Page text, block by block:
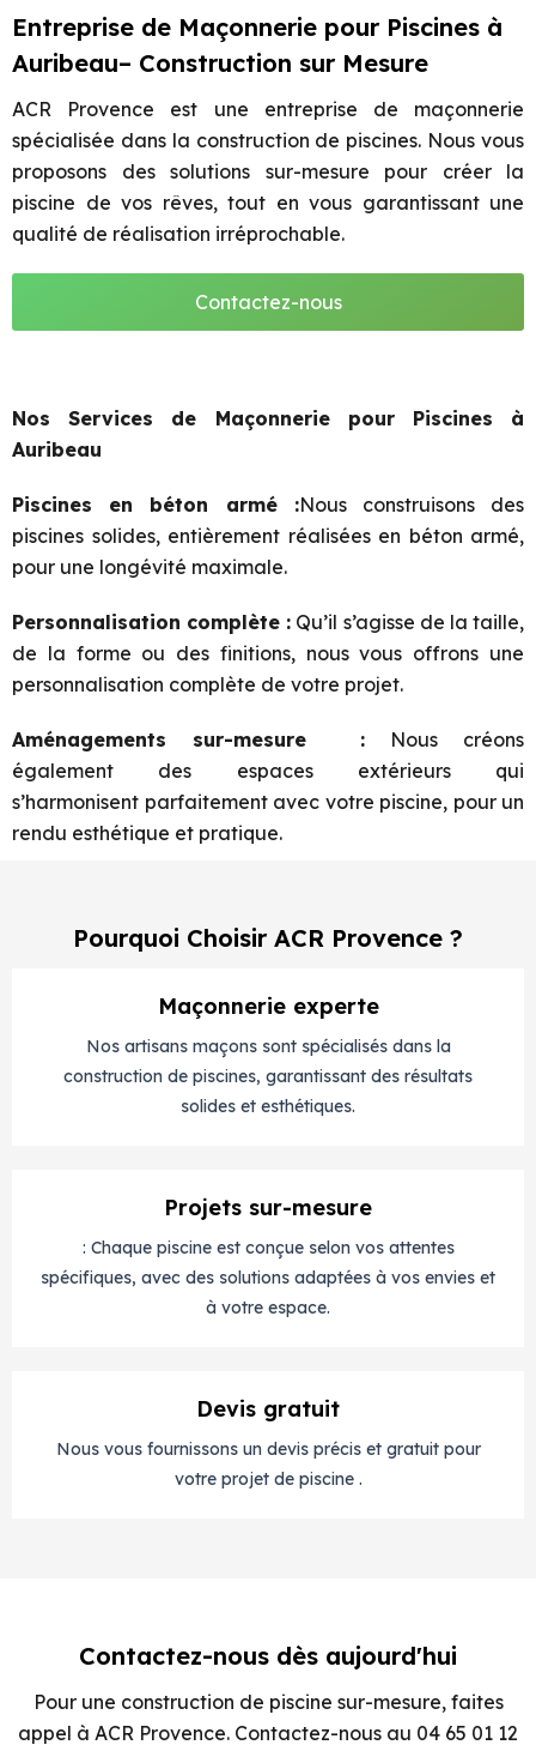
Entreprise de Maçonnerie pour Piscines à
Auribeau– Construction sur Mesure
ACR Provence est une entreprise de maçonnerie
spécialisée dans la construction de piscines. Nous vous
proposons des solutions sur-mesure pour créer la
piscine de vos rêves, tout en vous garantissant une
qualité de réalisation irréprochable.
Contactez-nous
Nos Services de Maçonnerie pour Piscines à
Auribeau
Piscines en béton armé :Nous construisons des
piscines solides, entièrement réalisées en béton armé,
pour une longévité maximale.
Personnalisation complète : Qu’il s’agisse de la taille,
de la forme ou des finitions, nous vous offrons une
personnalisation complète de votre projet.
Aménagements sur-mesure :
Nous créons
également des espaces extérieurs qui
s’harmonisent parfaitement avec votre piscine, pour un
rendu esthétique et pratique.
Pourquoi Choisir ACR Provence ?
Maçonnerie experte
Nos artisans maçons sont spécialisés dans la
construction de piscines, garantissant des résultats
solides et esthétiques.
Projets sur-mesure
: Chaque piscine est conçue selon vos attentes
spécifiques, avec des solutions adaptées à vos envies et
à votre espace.
Devis gratuit
Nous vous fournissons un devis précis et gratuit pour
votre projet de piscine .
Contactez-nous dès aujourd'hui
Pour une construction de piscine sur-mesure, faites
appel à ACR Provence. Contactez-nous au 04 65 01 12